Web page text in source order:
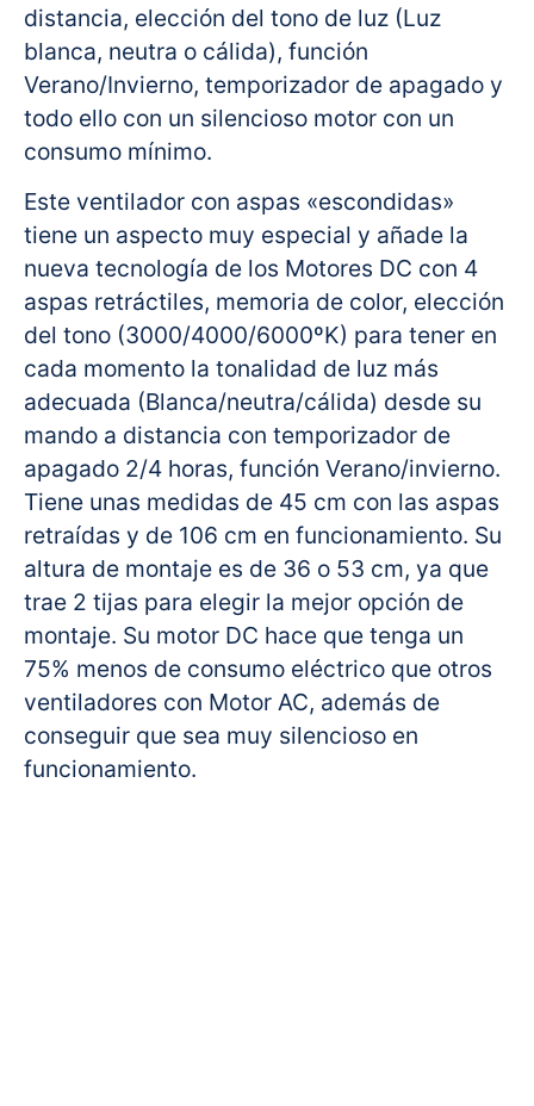
distancia, elección del tono de luz (Luz
blanca, neutra o cálida), función
Verano/Invierno, temporizador de apagado y
todo ello con un silencioso motor con un
consumo mínimo.
Este ventilador con aspas «escondidas»
tiene un aspecto muy especial y añade la
nueva tecnología de los Motores DC con 4
aspas retráctiles, memoria de color, elección
del tono (3000/4000/6000ºK) para tener en
cada momento la tonalidad de luz más
adecuada (Blanca/neutra/cálida) desde su
mando a distancia con temporizador de
apagado 2/4 horas, función Verano/invierno.
Tiene unas medidas de 45 cm con las aspas
retraídas y de 106 cm en funcionamiento. Su
altura de montaje es de 36 o 53 cm, ya que
trae 2 tijas para elegir la mejor opción de
montaje. Su motor DC hace que tenga un
75% menos de consumo eléctrico que otros
ventiladores con Motor AC, además de
conseguir que sea muy silencioso en
funcionamiento.